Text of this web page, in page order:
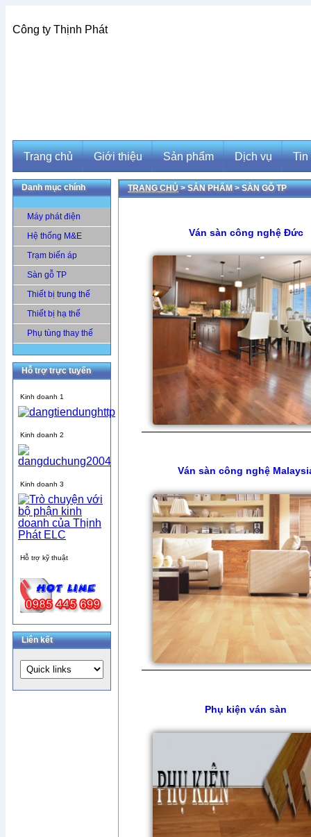
Công ty Thịnh Phát
Trang chủ
Trang chủ
Giới thiệu
Giới thiệu
Sản phẩm
Sản phẩm
Dịch vụ
Dịch vụ
Tin
Tin
Danh mục chính
Máy phát điện
Hệ thống M&E
Trạm biến áp
Sàn gỗ TP
Thiết bị trung thế
Thiết bị hạ thế
Phụ tùng thay thế
Hỗ trợ trực tuyến
Kinh doanh 1
Kinh doanh 2
Kinh doanh 3
Hỗ trợ kỹ thuật
Liên kết
TRANG CHỦ> SẢN PHẨM >SÀN GỖ TP
Ván sàn công nghệ Đức
Ván sàn công nghệ
Phụ kiện ván sàn